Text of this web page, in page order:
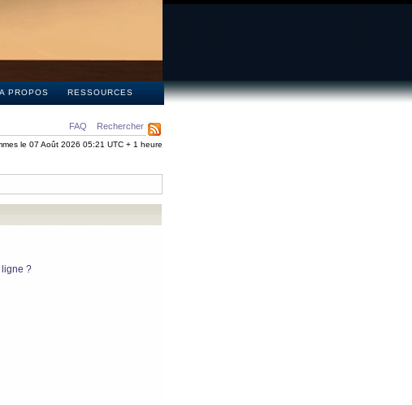
A PROPOS RESSOURCES
FAQ Rechercher
le 07 Août 2026 05:21 UTC + 1 heure
ligne ?